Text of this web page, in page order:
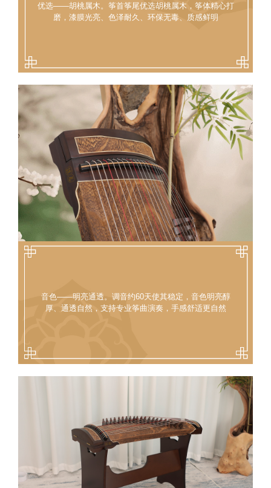
优选——胡桃属木。筝首筝尾优选胡桃属木，筝体精心打
磨，漆膜光亮、色泽耐久、环保无毒、质感鲜明
音色——明亮通透。调音约60天使其稳定，音色明亮醇
厚、通透自然，支持专业筝曲演奏，手感舒适更自然